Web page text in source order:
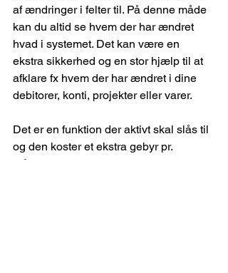
af ændringer i felter til. På denne måde
kan du altid se hvem der har ændret
hvad i systemet. Det kan være en
ekstra sikkerhed og en stor hjælp til at
afklare fx hvem der har ændret i dine
debitorer, konti, projekter eller varer.
Det er en funktion der aktivt skal slås til
og den koster et ekstra gebyr pr.
måned, men det kan være dette værd.